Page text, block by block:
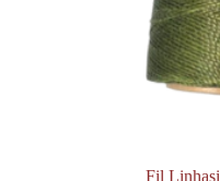
Fil